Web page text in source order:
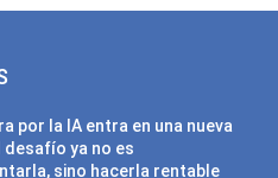
por la IA entra en una nueva
desafío ya no es
sino hacerla rentable